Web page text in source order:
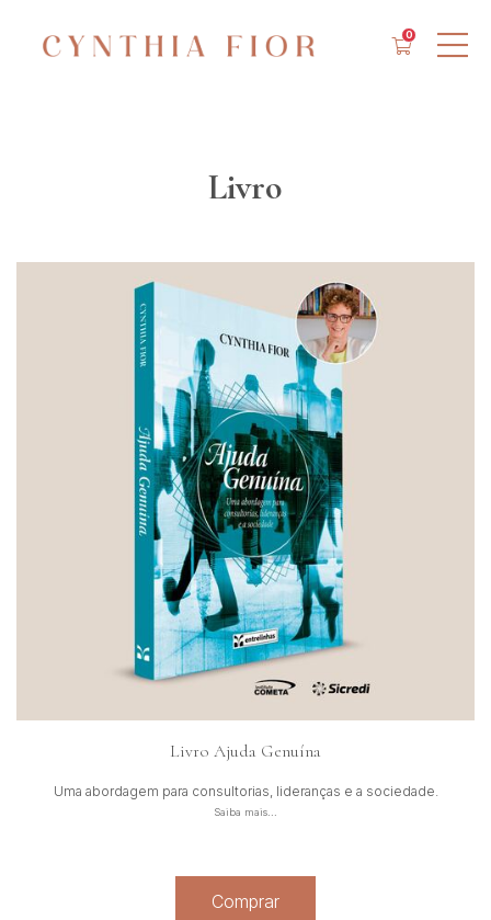
0
Livro
Livro Ajuda Genuína
Uma abordagem para consultorias, lideranças e a sociedade.
Saiba mais...
Comprar